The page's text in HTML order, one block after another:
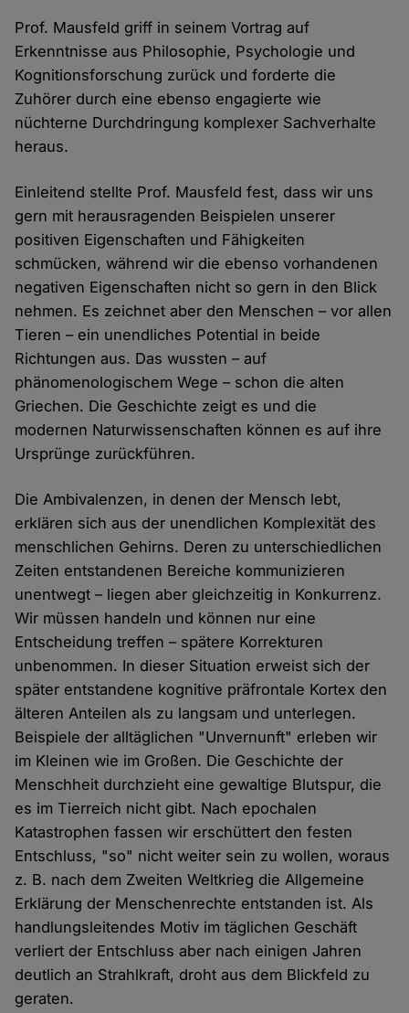
Prof. Mausfeld griff in seinem Vortrag auf
Erkenntnisse aus Philosophie, Psychologie und
Kognitionsforschung zurück und forderte die
Zuhörer durch eine ebenso engagierte wie
nüchterne Durchdringung komplexer Sachverhalte
heraus.
Einleitend stellte Prof. Mausfeld fest, dass wir uns
gern mit herausragenden Beispielen unserer
positiven Eigenschaften und Fähigkeiten
schmücken, während wir die ebenso vorhandenen
negativen Eigenschaften nicht so gern in den Blick
nehmen. Es zeichnet aber den Menschen – vor allen
Tieren – ein unendliches Potential in beide
Richtungen aus. Das wussten – auf
phänomenologischem Wege – schon die alten
Griechen. Die Geschichte zeigt es und die
modernen Naturwissenschaften können es auf ihre
Ursprünge zurückführen.
Die Ambivalenzen, in denen der Mensch lebt,
erklären sich aus der unendlichen Komplexität des
menschlichen Gehirns. Deren zu unterschiedlichen
Zeiten entstandenen Bereiche kommunizieren
unentwegt – liegen aber gleichzeitig in Konkurrenz.
Wir müssen handeln und können nur eine
Entscheidung treffen – spätere Korrekturen
unbenommen. In dieser Situation erweist sich der
später entstandene kognitive präfrontale Kortex den
älteren Anteilen als zu langsam und unterlegen.
Beispiele der alltäglichen "Unvernunft" erleben wir
im Kleinen wie im Großen. Die Geschichte der
Menschheit durchzieht eine gewaltige Blutspur, die
es im Tierreich nicht gibt. Nach epochalen
Katastrophen fassen wir erschüttert den festen
Entschluss, "so" nicht weiter sein zu wollen, woraus
z. B. nach dem Zweiten Weltkrieg die Allgemeine
Erklärung der Menschenrechte entstanden ist. Als
handlungsleitendes Motiv im täglichen Geschäft
verliert der Entschluss aber nach einigen Jahren
deutlich an Strahlkraft, droht aus dem Blickfeld zu
geraten.